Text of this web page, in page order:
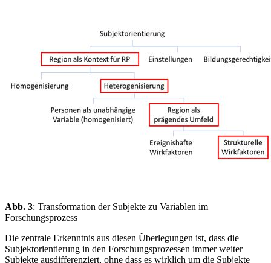
Abb. 3: Transformation der Subjekte zu Variablen im
Forschungsprozess
Die zentrale Erkenntnis aus diesen Überlegungen ist, dass die
Subjektorientierung in den Forschungsprozessen immer weiter
Subjekte ausdifferenziert, ohne dass es wirklich um die Subjekte